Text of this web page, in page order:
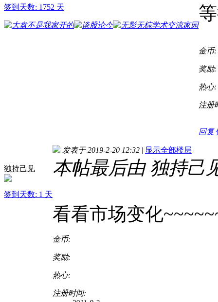
签到天数: 1752 天
金币:
奖励:
热心:
注册
回复
独持己见
签到天数: 1 天
发表于 2019-2-20 12:32 | 显示全部楼层
本帖最后由 独持己
看看市场变化
金币:
奖励:
热心:
注册时间: